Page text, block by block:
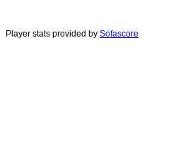
Player stats provided by Sofascore